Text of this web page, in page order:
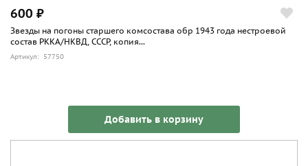
600 ₽
Звезды на погоны старшего комсостава обр 1943 года нестроевой
состав РККА/НКВД, СССР, копия...
Артикул: 57750
Добавить в корзину